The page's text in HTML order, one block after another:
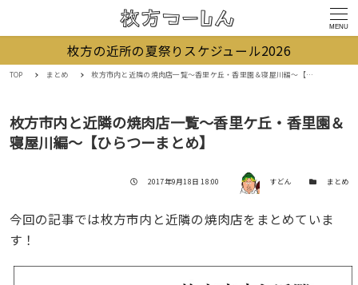
MENU
枚方の近所の夏祭りスケジュール2026
TOP まとめ 枚方市内と近隣の焼肉店一覧〜香里ケ丘・香里園＆寝屋川編〜【ひらつーまとめ】
枚方市内と近隣の焼肉店一覧〜香里ケ丘・香里園＆
寝屋川編〜【ひらつーまとめ】
投稿日
2017年9月18日 18:00 著者 すどん カテゴリー
まとめ
今回の記事では枚方市内と近隣の焼肉店をまとめていま
す！